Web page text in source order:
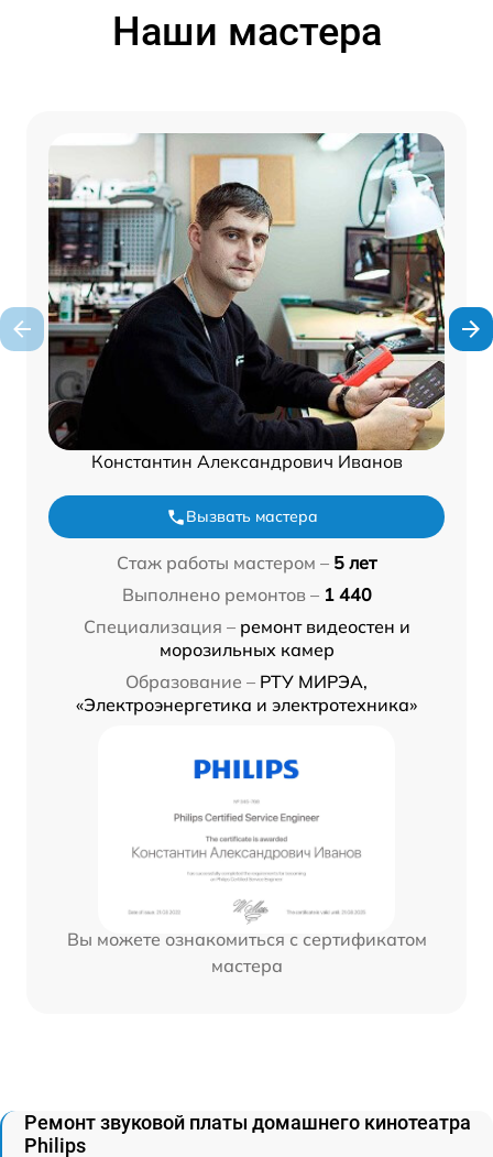
Наши мастера
Константин Александрович Иванов
Вызвать мастера
Стаж работы мастером – 5 лет
Выполнено ремонтов – 1 440
Специализация – ремонт видеостен и
морозильных камер
Образование – РТУ МИРЭА,
«Электроэнергетика и электротехника»
Вы можете ознакомиться с сертификатом
мастера
Ремонт звуковой платы домашнего кинотеатра
Philips